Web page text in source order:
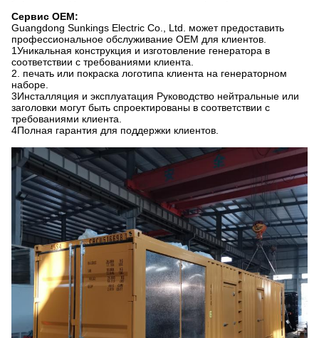
Сервис OEM:
Guangdong Sunkings Electric Co., Ltd. может предоставить
профессиональное обслуживание OEM для клиентов.
1Уникальная конструкция и изготовление генератора в
соответствии с требованиями клиента.
2. печать или покраска логотипа клиента на генераторном
наборе.
3Инсталляция и эксплуатация Руководство нейтральные или
заголовки могут быть спроектированы в соответствии с
требованиями клиента.
4Полная гарантия для поддержки клиентов.